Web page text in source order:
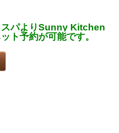
スパよりSunny Kitchen
ト予約が可能です。